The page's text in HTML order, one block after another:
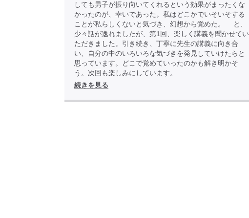
しても男子が振り向いてくれるという効果がまったくな
かったのが、幸いであった。私はどこかでいそいそする
ことが私らしくないと気づき、幻想から覚めた。 と、
少々話が逸れましたが、第1回、楽しく講義を聞かせてい
ただきました。引き続き、丁寧に先生の講義に向き合
い、自分の中のいろいろな気づきを発見していけたらと
思っています。どこで覚めていったのかも解き明かそ
う。次回も楽しみにしています。
続きを見る